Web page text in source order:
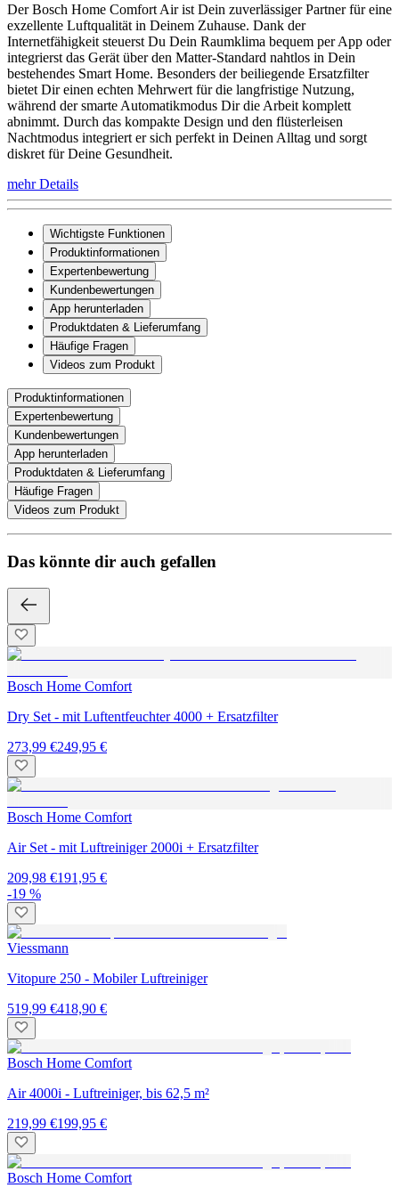
Der Bosch Home Comfort Air ist Dein zuverlässiger Partner für eine
exzellente Luftqualität in Deinem Zuhause. Dank der
Internetfähigkeit steuerst Du Dein Raumklima bequem per App oder
integrierst das Gerät über den Matter-Standard nahtlos in Dein
bestehendes Smart Home. Besonders der beiliegende Ersatzfilter
bietet Dir einen echten Mehrwert für die langfristige Nutzung,
während der smarte Automatikmodus Dir die Arbeit komplett
abnimmt. Durch das kompakte Design und den flüsterleisen
Nachtmodus integriert er sich perfekt in Deinen Alltag und sorgt
diskret für Deine Gesundheit.
mehr Details
Wichtigste Funktionen
Produktinformationen
Expertenbewertung
Kundenbewertungen
App herunterladen
Produktdaten & Lieferumfang
Häufige Fragen
Videos zum Produkt
Produktinformationen
Expertenbewertung
Kundenbewertungen
App herunterladen
Produktdaten & Lieferumfang
Häufige Fragen
Videos zum Produkt
Das könnte dir auch gefallen
Bosch Home Comfort
Dry Set - mit Luftentfeuchter 4000 + Ersatzfilter
273,99 €249,95 €
Bosch Home Comfort
Air Set - mit Luftreiniger 2000i + Ersatzfilter
209,98 €191,95 €
-19 %
Viessmann
Vitopure 250 - Mobiler Luftreiniger
519,99 €418,90 €
Bosch Home Comfort
Air 4000i - Luftreiniger, bis 62,5 m²
219,99 €199,95 €
Bosch Home Comfort